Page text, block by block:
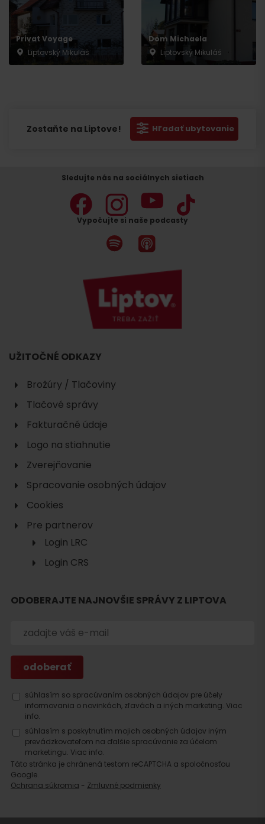
Privat Voyage
Liptovský Mikuláš
Dom Michaela
Liptovský Mikuláš
Zostaňte na Liptove! Hľadať ubytovanie
Hľadať
Sledujte nás na sociálnych sietiach
Vypočujte si naše podcasty
UŽITOČNÉ ODKAZY
Brožúry / Tlačoviny
Tlačové správy
Fakturačné údaje
Logo na stiahnutie
Zverejňovanie
Spracovanie osobných údajov
Cookies
Pre partnerov
Login LRC
Login CRS
ODOBERAJTE NAJNOVŠIE SPRÁVY Z LIPTOVA
súhlasím so spracúvaním osobných údajov pre účely
informovania o novinkách, zľavách a iných marketing. Viac
info.
súhlasím s poskytnutím mojich osobných údajov iným
prevádzkovateľom na ďalšie spracúvanie za účelom
marketingu. Viac info.
Táto stránka je chránená testom reCAPTCHA a spoločnosťou
Google.
Ochrana súkromia - Zmluvné podmienky